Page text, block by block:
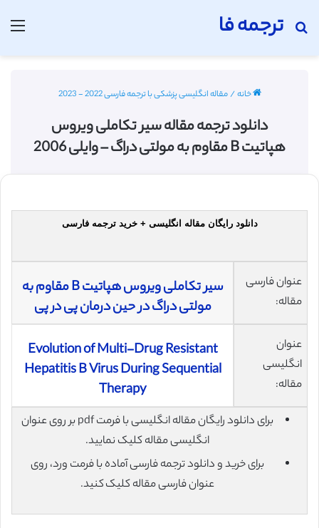
ترجمه فا
جستجو برای
خانه/مقاله انگلیسی پزشکی با ترجمه فارسی 2022 - 2023
دانلود ترجمه مقاله سیر تکاملی ویروس
هپاتیت B مقاوم به مولتی دراگ – وایلی 2006
دانلود رایگان مقاله انگلیسی + خرید ترجمه فارسی
عنوان فارسی
مقاله:
سیر تکاملی ویروس هپاتیت B مقاوم به
مولتی دراگ در حین درمان پی در پی
عنوان
انگلیسی
مقاله:
Evolution of Multi-Drug Resistant
Hepatitis B Virus During Sequential
Therapy
برای دانلود رایگان مقاله انگلیسی با فرمت pdf بر روی عنوان
انگلیسی مقاله کلیک نمایید.
برای خرید و دانلود ترجمه فارسی آماده با فرمت ورد، روی
عنوان فارسی مقاله کلیک کنید.